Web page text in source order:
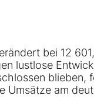
bei 12
lustlose
blieben,
Umsätze am